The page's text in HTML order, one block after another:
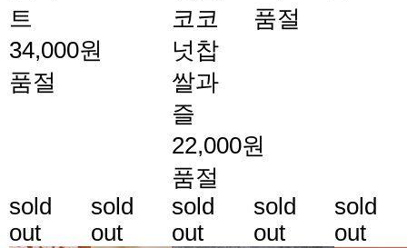
트
34,000원
품절
코코
넛찹
쌀과
즐
22,000원
품절
품절
sold
out
sold
out
sold
out
sold
out
sold
out